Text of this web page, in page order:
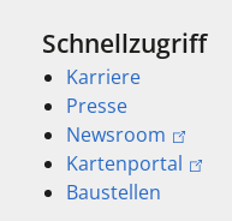
Schnellzugriff
Karriere
Presse
Newsroom
Kartenportal
Baustellen